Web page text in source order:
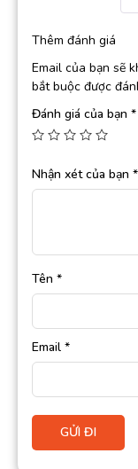
Thêm đánh giá
Email của bạn sẽ
bắt buộc được
Đánh giá của bạn *
Nhận xét của bạn *
Tên *
Email *